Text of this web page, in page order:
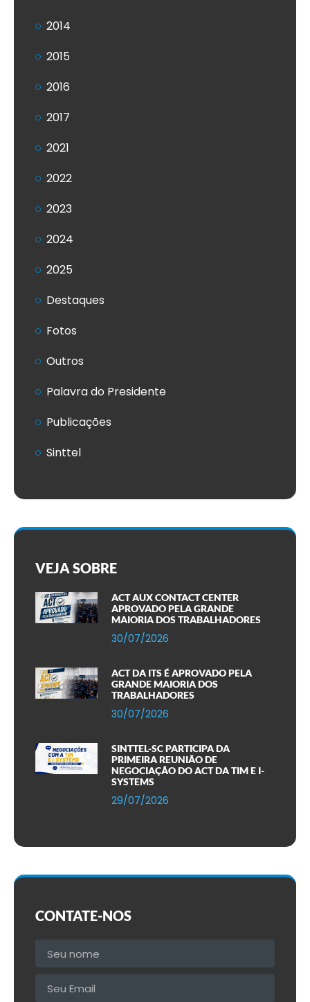
2014
2015
2016
2017
2021
2022
2023
2024
2025
Destaques
Fotos
Outros
Palavra do Presidente
Publicações
Sinttel
VEJA SOBRE
ACT AUX CONTACT CENTER
APROVADO PELA GRANDE
MAIORIA DOS TRABALHADORES
30/07/2026
ACT DA ITS É APROVADO PELA
GRANDE MAIORIA DOS
TRABALHADORES
30/07/2026
SINTTEL-SC PARTICIPA DA
PRIMEIRA REUNIÃO DE
NEGOCIAÇÃO DO ACT DA TIM E I-
SYSTEMS
29/07/2026
CONTATE-NOS